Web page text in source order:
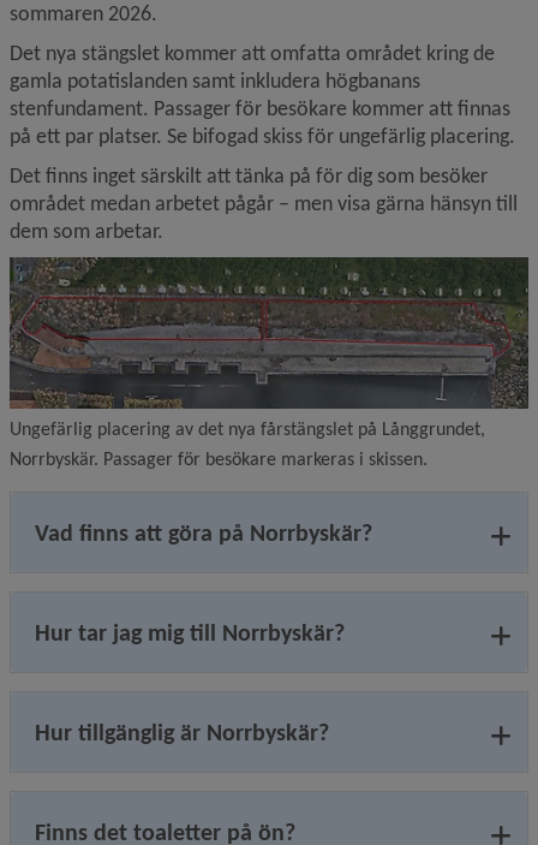
sommaren 2026.
Det nya stängslet kommer att omfatta området kring de
gamla potatislanden samt inkludera högbanans
stenfundament. Passager för besökare kommer att finnas
på ett par platser. Se bifogad skiss för ungefärlig placering.
Det finns inget särskilt att tänka på för dig som besöker
området medan arbetet pågår – men visa gärna hänsyn till
dem som arbetar.
Ungefärlig placering av det nya fårstängslet på Långgrundet,
Norrbyskär. Passager för besökare markeras i skissen.
Vad finns att göra på Norrbyskär?
Hur tar jag mig till Norrbyskär?
Hur tillgänglig är Norrbyskär?
Finns det toaletter på ön?